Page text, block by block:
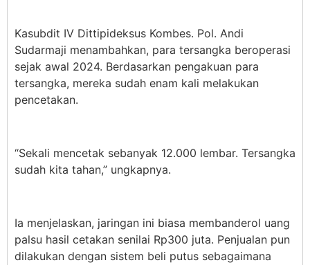
Kasubdit IV Dittipideksus Kombes. Pol. Andi
Sudarmaji menambahkan, para tersangka beroperasi
sejak awal 2024. Berdasarkan pengakuan para
tersangka, mereka sudah enam kali melakukan
pencetakan.
“Sekali mencetak sebanyak 12.000 lembar. Tersangka
sudah kita tahan,” ungkapnya.
Ia menjelaskan, jaringan ini biasa membanderol uang
palsu hasil cetakan senilai Rp300 juta. Penjualan pun
dilakukan dengan sistem beli putus sebagaimana